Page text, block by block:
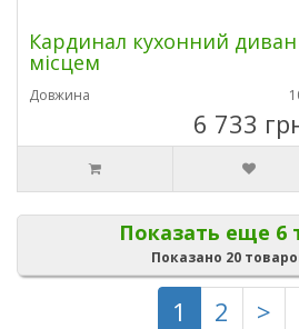
Кардинал кухонний
місцем
Довжина
6 733
Показать еще 6
Показано 20
1 2 >